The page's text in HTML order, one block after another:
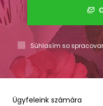
Súhlasím so
Ügyfeleink számára